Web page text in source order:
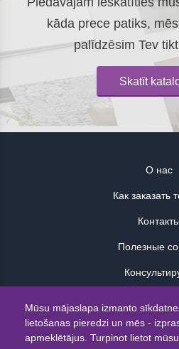
kāda prece patiks,
palīdzēsim Tev
Skatīt
О нас
Как заказать
Контакты
Полезные
© 2026
Mūsu mājaslapa izmanto
lietošanas pieredzi un mēs -
apmeklētājus. Turpinot lietot